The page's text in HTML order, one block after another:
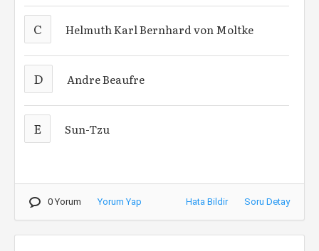
C Helmuth Karl Bernhard von Moltke
D Andre Beaufre
E Sun-Tzu
0 Yorum Yorum Yap Hata Bildir Soru Detay